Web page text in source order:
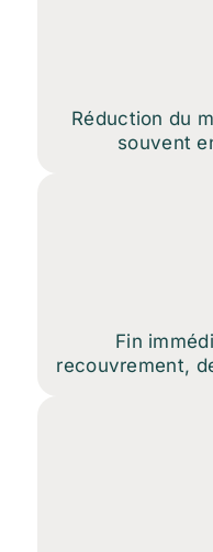
Réduction du
souvent
Fin
recouvrement,